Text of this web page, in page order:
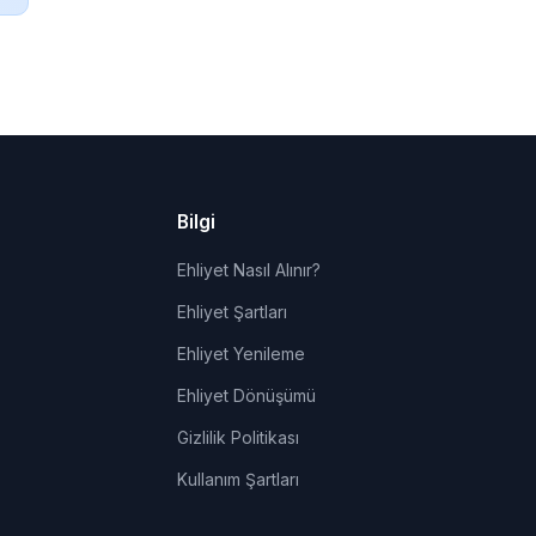
Bilgi
Ehliyet Nasıl Alınır?
Ehliyet Şartları
Ehliyet Yenileme
Ehliyet Dönüşümü
Gizlilik Politikası
Kullanım Şartları